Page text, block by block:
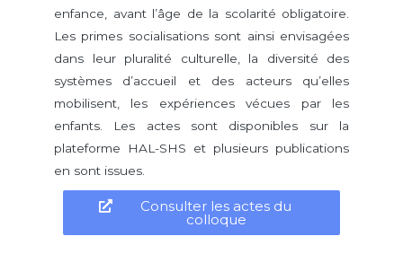
enfance, avant l’âge de la scolarité obligatoire.
Les primes socialisations sont ainsi envisagées
dans leur pluralité culturelle, la diversité des
systèmes d’accueil et des acteurs qu’elles
mobilisent, les expériences vécues par les
enfants. Les actes sont disponibles sur la
plateforme HAL-SHS et plusieurs publications
en sont issues.
Consulter les actes du
colloque